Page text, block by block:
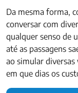
Da mesma forma,
conversar com
qualquer senso de
até as passagens
ao simular diversas
em que dias os